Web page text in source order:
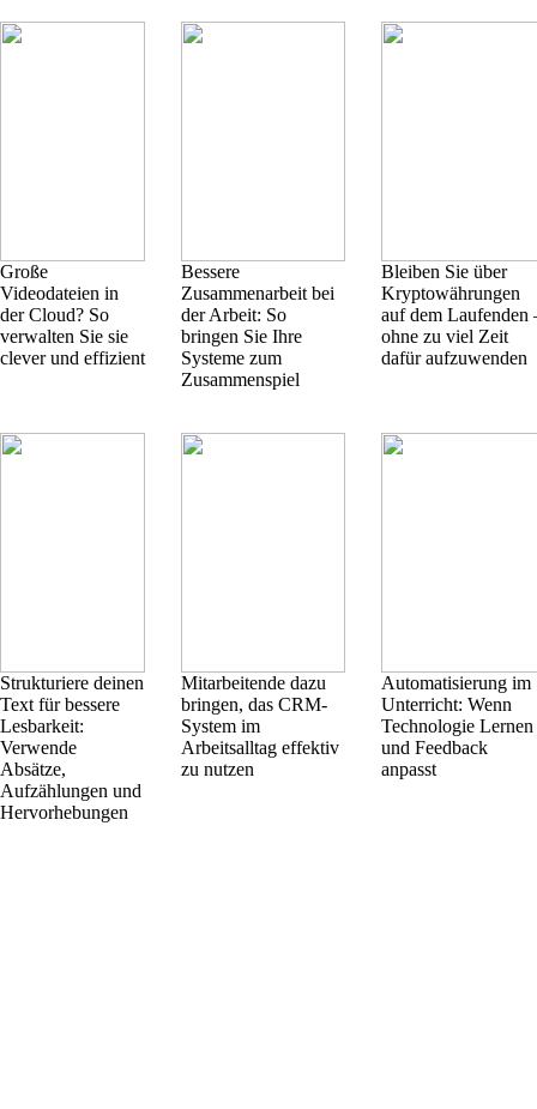
Große
Videodateien in
der Cloud? So
verwalten Sie sie
clever und effizient
Bessere
Zusammenarbeit bei
der Arbeit: So
bringen Sie Ihre
Systeme zum
Zusammenspiel
Bleiben Sie über
Kryptowährungen
auf dem Laufenden
ohne zu viel Zeit
dafür aufzuwenden
Strukturiere deinen
Text für bessere
Lesbarkeit:
Verwende
Absätze,
Aufzählungen und
Hervorhebungen
Mitarbeitende dazu
bringen, das CRM-
System im
Arbeitsalltag effektiv
zu nutzen
Automatisierung im
Unterricht: Wenn
Technologie Lernen
und Feedback
anpasst